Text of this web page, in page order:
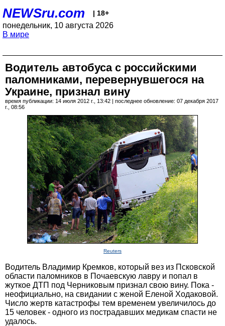
NEWSru.com | 18+
понедельник, 10 августа 2026
В мире
Водитель автобуса с российскими
паломниками, перевернувшегося на
Украине, признал вину
время публикации: 14 июля 2012 г., 13:42 | последнее обновление: 07 декабря 2017
г., 08:56
Reuters
Водитель Владимир Кремков, который вез из Псковской
области паломников в Почаевскую лавру и попал в
жуткое ДТП под Черниковым признал свою вину. Пока -
неофициально, на свидании с женой Еленой Ходаковой.
Число жертв катастрофы тем временем увеличилось до
15 человек - одного из пострадавших медикам спасти не
удалось.